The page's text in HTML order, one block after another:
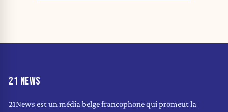
21 NEWS
21News est un média belge francophone qui promeut la